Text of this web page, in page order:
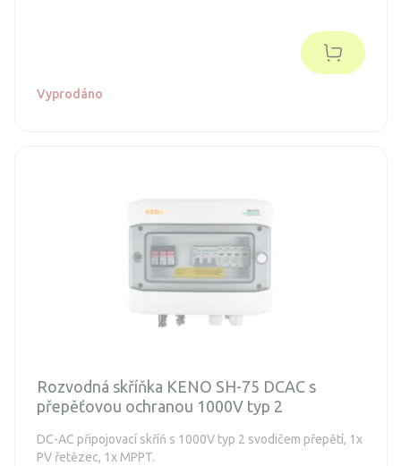
Vyprodáno
Rozvodná skříňka KENO SH-75 DCAC s
přepěťovou ochranou 1000V typ 2
DC-AC připojovací skříň s 1000V typ 2 svodičem přepětí, 1x
PV řetězec, 1x MPPT.